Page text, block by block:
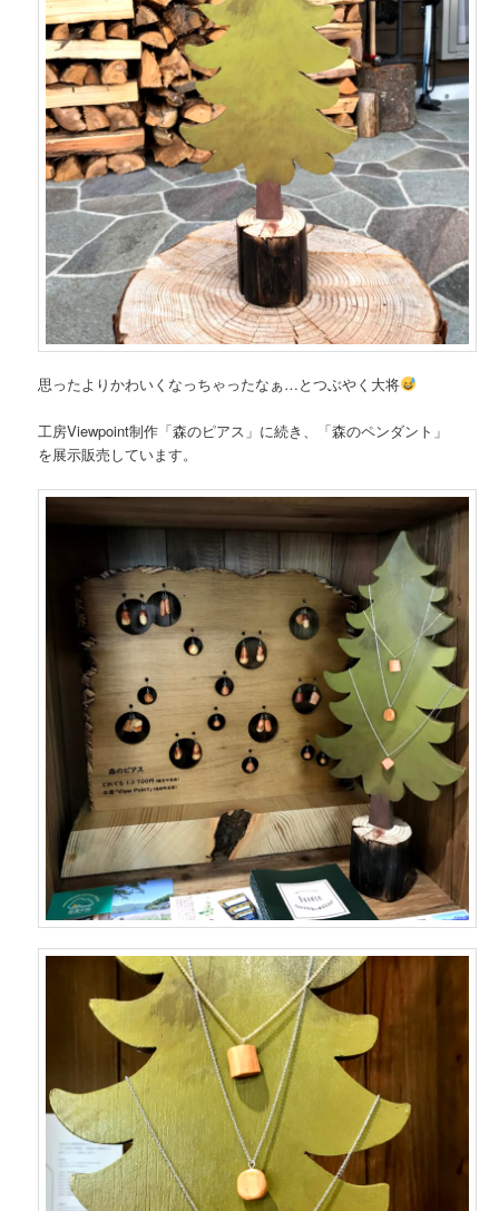
思ったよりかわいくなっちゃったなぁ…とつぶやく大将
工房Viewpoint制作「森のピアス」に続き、「森のペンダント」
を展示販売しています。